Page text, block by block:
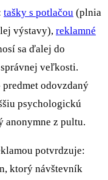
tašky s potlačou (plnia
výstavy), reklamné
sa ďalej do
veľkosti.
odovzdaný
psychologickú
anonymne z pultu.
potvrdzuje:
ktorý návštevník